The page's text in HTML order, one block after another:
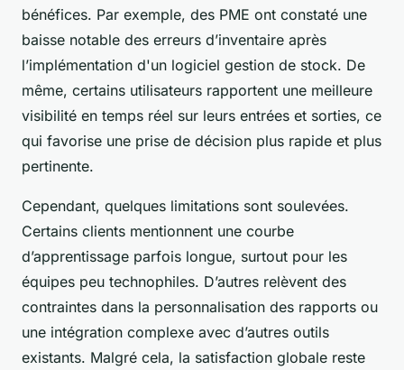
bénéfices. Par exemple, des PME ont constaté une
baisse notable des erreurs d’inventaire après
l’implémentation d'un logiciel gestion de stock. De
même, certains utilisateurs rapportent une meilleure
visibilité en temps réel sur leurs entrées et sorties, ce
qui favorise une prise de décision plus rapide et plus
pertinente.
Cependant, quelques limitations sont soulevées.
Certains clients mentionnent une courbe
d’apprentissage parfois longue, surtout pour les
équipes peu technophiles. D’autres relèvent des
contraintes dans la personnalisation des rapports ou
une intégration complexe avec d’autres outils
existants. Malgré cela, la satisfaction globale reste